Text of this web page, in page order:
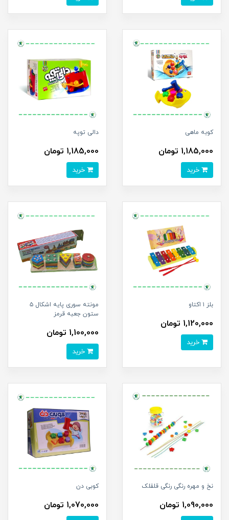
کوبه ماهی
1,185,000 تومان
دالی توپه
1,185,000 تومان
بلز ۱ اکتاو
1,120,000 تومان
مونته سوری پایه اشکال ۵
ستون جعبه قرمز
1,100,000 تومان
نخ و مهره رنگی رنگی قلقلک
1,090,000 تومان
کوبی دن
1,070,000 تومان